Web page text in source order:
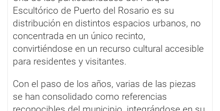
Escultórico de Puerto del Rosario es su
distribución en distintos espacios urbanos, no
concentrada en un único recinto,
convirtiéndose en un recurso cultural accesible
para residentes y visitantes.
Con el paso de los años, varias de las piezas
se han consolidado como referencias